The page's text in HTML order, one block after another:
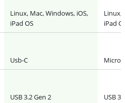
Linux, Mac, Windows, iOS,
iPad OS
Linux,
iPad
Usb-C Micro
USB 3.2 Gen 2 USB